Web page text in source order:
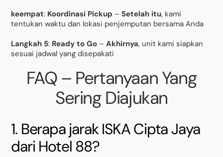
keempat: Koordinasi Pickup –Setelah itu, kami
tentukan waktu dan lokasi penjemputan bersama Anda
Langkah 5: Ready to Go –Akhirnya, unit kami siapkan
sesuai jadwal yang disepakati
FAQ – Pertanyaan Yang
Sering Diajukan
1. Berapa jarak ISKA Cipta Jaya
dari Hotel 88?